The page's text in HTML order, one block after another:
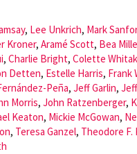
, Lee Unkrich, Mark
Kroner, Aramé Scott, Bea
, Charlie Bright, Colette
Detten, Estelle Harris, Frank
Peña, Jeff Garlin,
Morris, John Ratzenberger,
Keaton, Mickie McGowan,
, Teresa Ganzel, Theodore F.